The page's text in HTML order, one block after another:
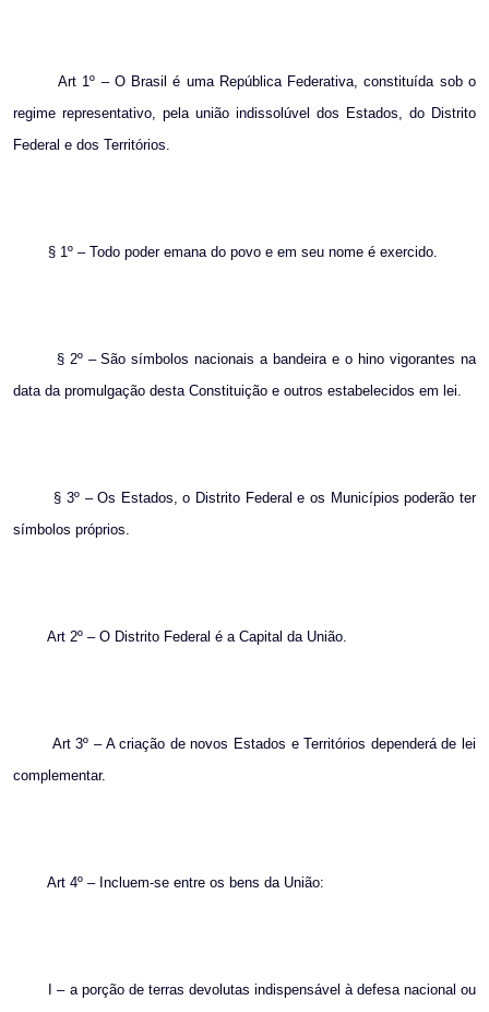
Art 1º – O Brasil é uma República Federativa, constituída sob o
regime representativo, pela união indissolúvel dos Estados, do Distrito
Federal e dos Territórios.
§ 1º – Todo poder emana do povo e em seu nome é exercido.
§ 2º – São símbolos nacionais a bandeira e o hino vigorantes na
data da promulgação desta Constituição e outros estabelecidos em lei.
§ 3º – Os Estados, o Distrito Federal e os Municípios poderão ter
símbolos próprios.
Art 2º – O Distrito Federal é a Capital da União.
Art 3º – A criação de novos Estados e Territórios dependerá de lei
complementar.
Art 4º – Incluem-se entre os bens da União:
I – a porção de terras devolutas indispensável à defesa nacional ou